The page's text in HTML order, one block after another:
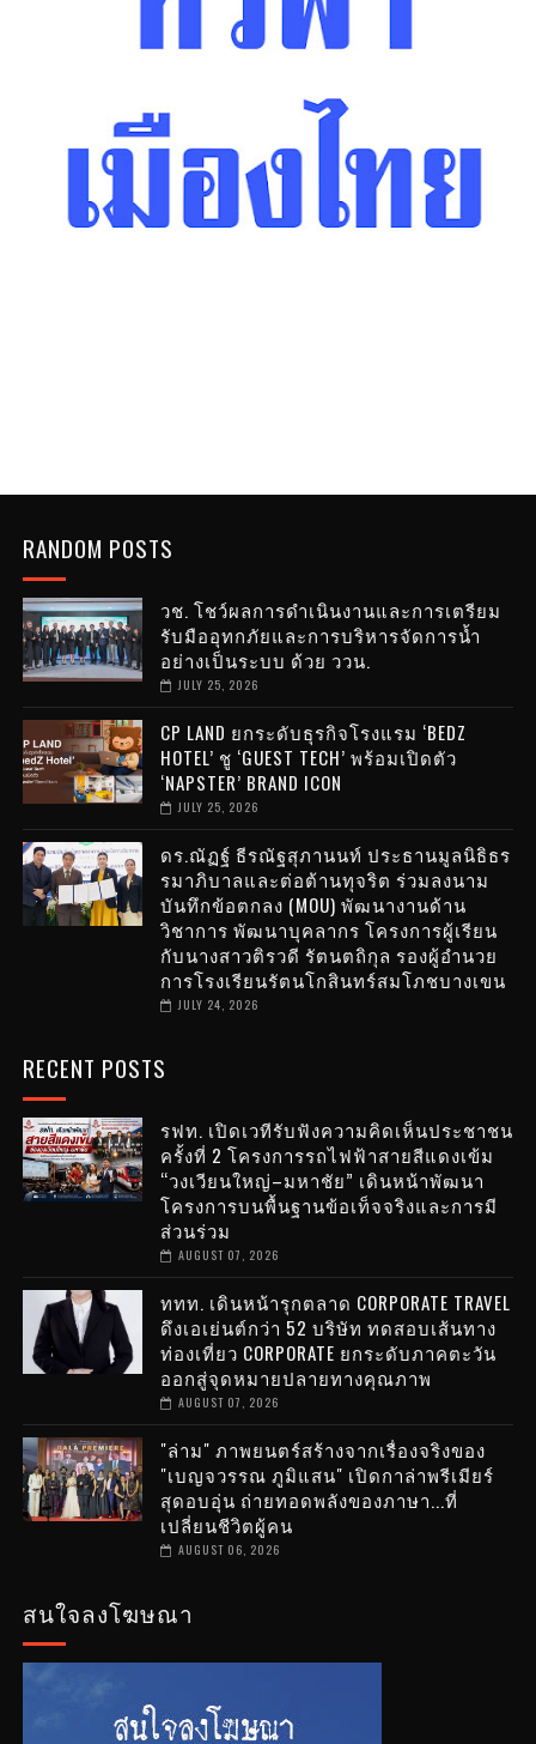
RANDOM POSTS
วช. โชว์ผลการดำเนินงานและการเตรียม
รับมืออุทกภัยและการบริหารจัดการน้ำ
อย่างเป็นระบบ ด้วย ววน.
JULY 25, 2026
CP LAND ยกระดับธุรกิจโรงแรม ‘BEDZ
HOTEL’ ชู ‘GUEST TECH’ พร้อมเปิดตัว
‘NAPSTER’ BRAND ICON
JULY 25, 2026
ดร.ณัฏฐ์ ธีรณัฐสุภานนท์ ประธานมูลนิธิธร
รมาภิบาลและต่อต้านทุจริต ร่วมลงนาม
บันทึกข้อตกลง (MOU) พัฒนางานด้าน
วิชาการ พัฒนาบุคลากร โครงการผู้เรียน
กับนางสาวติรวดี รัตนตถิกุล รองผู้อำนวย
การโรงเรียนรัตนโกสินทร์สมโภชบางเขน
JULY 24, 2026
RECENT POSTS
รฟท. เปิดเวทีรับฟังความคิดเห็นประชาชน
ครั้งที่ 2 โครงการรถไฟฟ้าสายสีแดงเข้ม
“วงเวียนใหญ่–มหาชัย” เดินหน้าพัฒนา
โครงการบนพื้นฐานข้อเท็จจริงและการมี
ส่วนร่วม
AUGUST 07, 2026
ททท. เดินหน้ารุกตลาด CORPORATE TRAVEL
ดึงเอเย่นต์กว่า 52 บริษัท ทดสอบเส้นทาง
ท่องเที่ยว CORPORATE ยกระดับภาคตะวัน
ออกสู่จุดหมายปลายทางคุณภาพ
AUGUST 07, 2026
"ล่าม" ภาพยนตร์สร้างจากเรื่องจริงของ
"เบญจวรรณ ภูมิแสน" เปิดกาล่าพรีเมียร์
สุดอบอุ่น ถ่ายทอดพลังของภาษา...ที่
เปลี่ยนชีวิตผู้คน
AUGUST 06, 2026
สนใจลงโฆษณา